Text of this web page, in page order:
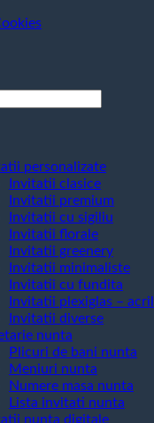
personalizate
Invitatii clasice
Invitatii premium
Invitatii cu sigiliu
Invitatii florale
Invitatii greenery
Invitatii minimaliste
Invitatii cu fundita
Invitatii plexiglas – acril
Invitatii diverse
nunta
Plicuri de bani nunta
Meniuri nunta
Numere masa nunta
Lista invitati nunta
nunta digitale